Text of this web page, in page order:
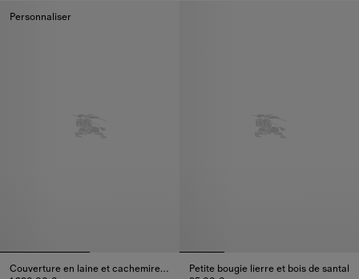
Personnaliser
Couverture en laine et cachemire Check
Petite bougie lierre et bois de santal